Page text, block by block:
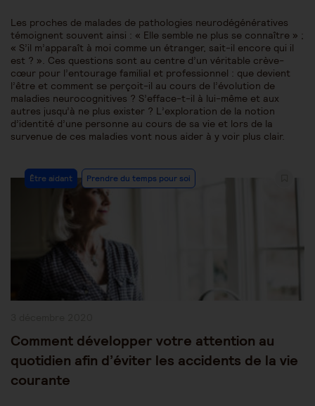
Les proches de malades de pathologies neurodégénératives
témoignent souvent ainsi : « Elle semble ne plus se connaître » ;
« S’il m’apparaît à moi comme un étranger, sait-il encore qui il
est ? ». Ces questions sont au centre d’un véritable crève-
cœur pour l’entourage familial et professionnel : que devient
l’être et comment se perçoit-il au cours de l’évolution de
maladies neurocognitives ? S’efface-t-il à lui-même et aux
autres jusqu’à ne plus exister ? L’exploration de la notion
d’identité d’une personne au cours de sa vie et lors de la
survenue de ces maladies vont nous aider à y voir plus clair.
Post
Category:
Être aidant Prendre du temps pour soi
Comment développer votre attention au
quotidien afin d’éviter les accidents de la vie
courante